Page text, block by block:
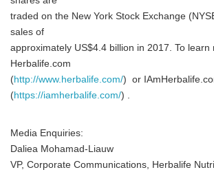
traded on the New York Stock Exchange
sales of
approximately US$4.4 billion in 2017. To learn
Herbalife.com
(http://www.herbalife.com/) or
(https://iamherbalife.com/) .
Media Enquiries:
Daliea Mohamad-Liauw
VP, Corporate Communications, Herbalife
English